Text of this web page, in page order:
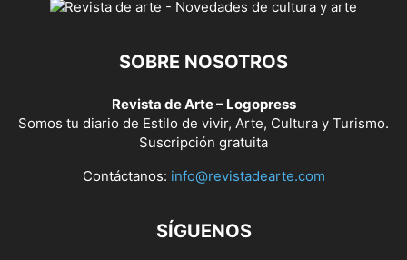
SOBRE NOSOTROS
Revista de Arte – Logopress
Somos tu diario de Estilo de vivir, Arte, Cultura y Turismo.
Suscripción gratuita
Contáctanos: info@revistadearte.com
SÍGUENOS